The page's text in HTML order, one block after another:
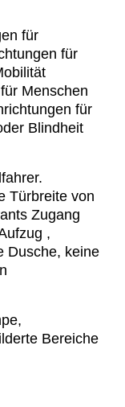
für
für
Menschen
für
Blindheit
Türbreite von
Zugang
,
Dusche, keine
Bereiche